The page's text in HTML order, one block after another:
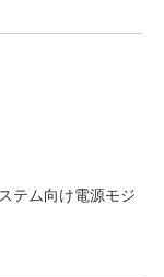
テム向け電源モジ